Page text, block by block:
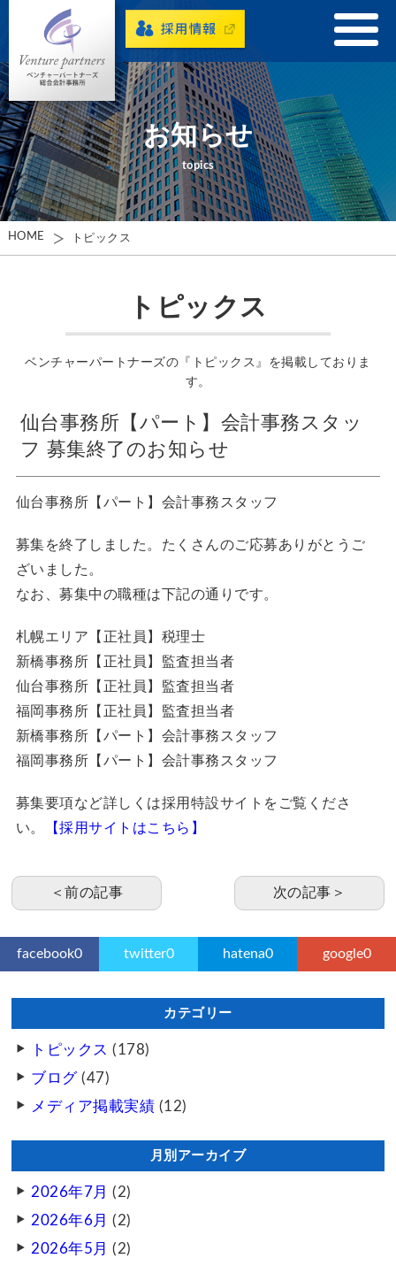
お知らせ
topics
HOME トピックス
トピックス
ベンチャーパートナーズの『トピックス』を掲載しておりま
す。
仙台事務所【パート】会計事務スタッ
フ 募集終了のお知らせ
仙台事務所【パート】会計事務スタッフ
募集を終了しました。たくさんのご応募ありがとうご
ざいました。
なお、募集中の職種は下記の通りです。
札幌エリア【正社員】税理士
新橋事務所【正社員】監査担当者
仙台事務所【正社員】監査担当者
福岡事務所【正社員】監査担当者
新橋事務所【パート】会計事務スタッフ
福岡事務所【パート】会計事務スタッフ
募集要項など詳しくは採用特設サイトをご覧くださ
い。
【採用サイトはこちら】
＜前の記事 次の記事＞
facebook0 twitter0 hatena0 google0
カテゴリー
トピックス (178)
ブログ(47)
メディア掲載実績 (12)
月別アーカイブ
2026年7月 (2)
2026年6月 (2)
2026年5月 (2)